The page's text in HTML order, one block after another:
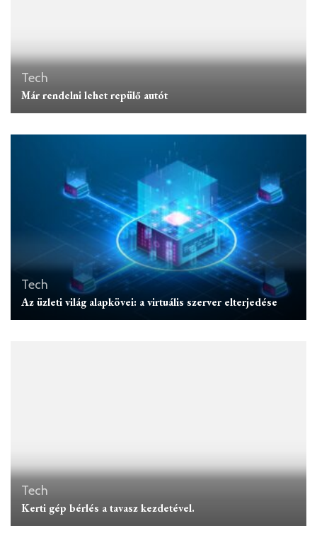
Tech
Már rendelni lehet repülő autót
Tech
Az üzleti világ alapkövei: a virtuális szerver elterjedése
Tech
Kerti gép bérlés a tavasz kezdetével.